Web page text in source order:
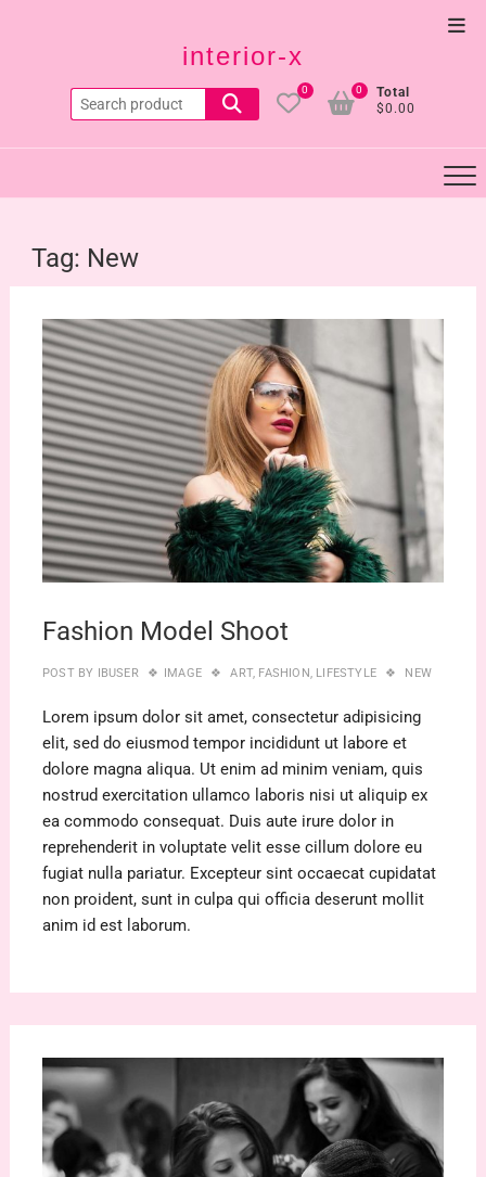
interior-x
Search
for:
0
Total
$0.00
0
Tag: New
Fashion Model Shoot
POST BY IBUSER IMAGE ART, FASHION, LIFESTYLE NEW
Lorem ipsum dolor sit amet, consectetur adipisicing
elit, sed do eiusmod tempor incididunt ut labore et
dolore magna aliqua. Ut enim ad minim veniam, quis
nostrud exercitation ullamco laboris nisi ut aliquip ex
ea commodo consequat. Duis aute irure dolor in
reprehenderit in voluptate velit esse cillum dolore eu
fugiat nulla pariatur. Excepteur sint occaecat cupidatat
non proident, sunt in culpa qui officia deserunt mollit
anim id est laborum.